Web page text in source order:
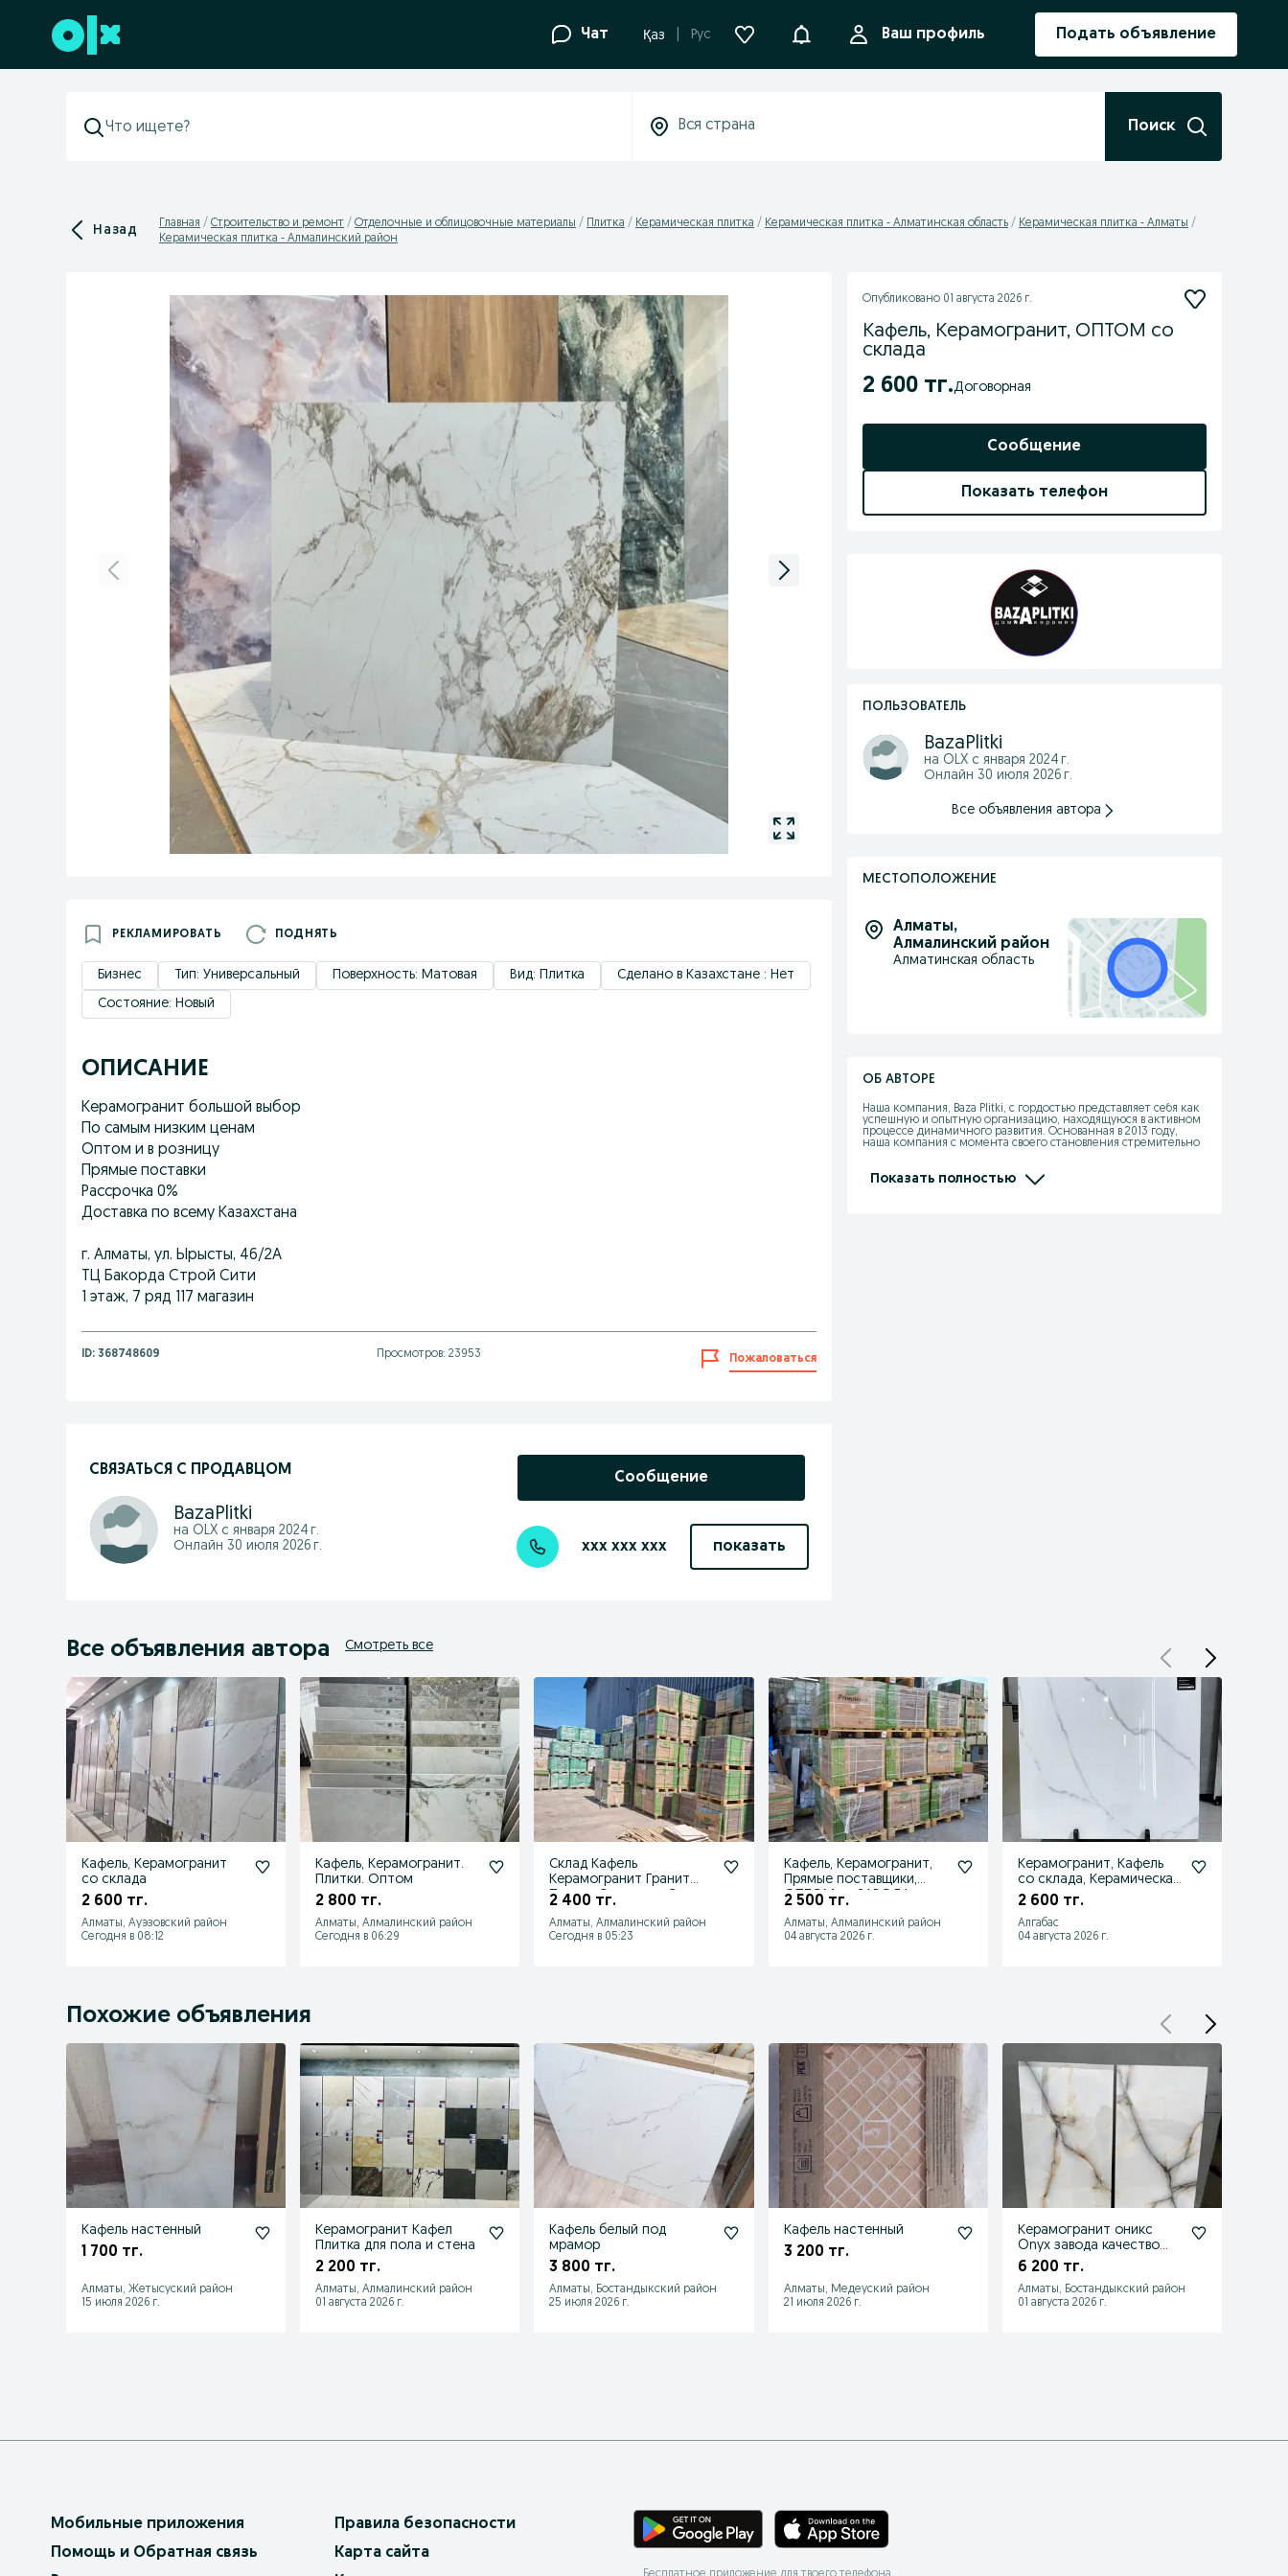
Перейти к нижнему колонтитулу Чат Қаз Рус УведомленияВаш профиль Подать объявление
Поиск
Назад Главная Строительство и ремонт Отделочные и облицовочные материалы Плитка Керамическая плитка Керамическая плитка - Алматинская область
Керамическая плитка - Алматы
Керамическая плитка - Алмалинский район
РЕКЛАМИРОВАТЬ ПОДНЯТЬ
Бизнес Тип: Универсальный Поверхность: Матовая Вид: Плитка
Сделано в Казахстане : Нет
Состояние: Новый
ОПИСАНИЕ
Керамогранит большой выбор
По самым низким ценам
Оптом и в розницу
Прямые поставки
Рассрочка 0%
Доставка по всему Казахстана
г. Алматы, ул. Ырысты, 46/2А
ТЦ Бакорда Строй Сити
1 этаж, 7 ряд 117 магазин
ID: 368748609 Просмотров: 23953 Пожаловаться
СВЯЗАТЬСЯ С ПРОДАВЦОМ
BazaPlitki
на OLX с января 2024 г.
Онлайн 30 июля 2026 г.
Сообщение
xxx xxx xxx показать
Опубликовано 01 августа 2026 г.
Кафель, Керамогранит, ОПТОМ со
склада
2 600 тг. Договорная
Сообщение
Показать телефон
ПОЛЬЗОВАТЕЛЬ
BazaPlitki
на OLX с января 2024 г.
Онлайн 30 июля 2026 г.
Все объявления автора
МЕСТОПОЛОЖЕНИЕ
Алматы,
Алмалинский район
Алматинская область
ОБ АВТОРЕ
Наша компания, Baza Plitki, с гордостью представляет себя как
успешную и опытную организацию, находящуюся в активном
процессе динамичного развития. Основанная в 2013 году,
наша компания с момента своего становления стремительно
алюкобонда.
Наша цель – предложить нашим клиентам только самые
Показать полностью
Все объявления автора Смотреть все
Кафель, Керамогранит
со склада
2 600 тг.
Алматы, Ауэзовский район
Сегодня в 08:12
Кафель, Керамогранит.
Плитки. Оптом
2 800 тг.
Алматы, Алмалинский район
Сегодня в 06:29
Склад Кафель
Керамогранит Гранит
Плитка Оптом со Склада
2 400 тг.
Алматы, Алмалинский район
Сегодня в 05:23
Кафель, Керамогранит,
Прямые поставщики,
ОПТОМ из ЗАВОДА
2 500 тг.
Алматы, Алмалинский район
04 августа 2026 г.
Керамогранит, Кафель
со склада, Керамическая
плитка
2 600 тг.
Алгабас
04 августа 2026 г.
Похожие объявления
Кафель настенный
1 700 тг.
Алматы, Жетысуский район
15 июля 2026 г.
Керамогранит Кафел
Плитка для пола и стена
2 200 тг.
Алматы, Алмалинский район
01 августа 2026 г.
Кафель белый под
мрамор
3 800 тг.
Алматы, Бостандыкский район
25 июля 2026 г.
Кафель настенный
3 200 тг.
Алматы, Медеуский район
21 июля 2026 г.
Керамогранит оникс
Onyx завода качество
люкс
6 200 тг.
Алматы, Бостандыкский район
01 августа 2026 г.
Мобильные приложения
Помощь и Обратная связь
Правила безопасности
Карта сайта